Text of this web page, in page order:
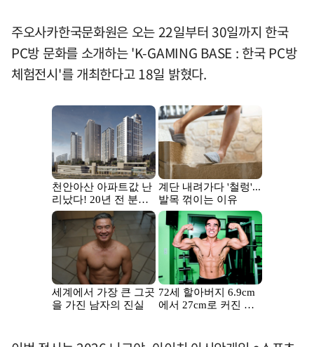
주오사카한국문화원은 오는 22일부터 30일까지 한국
PC방 문화를 소개하는 'K-GAMING BASE : 한국 PC방
체험전시'를 개최한다고 18일 밝혔다.